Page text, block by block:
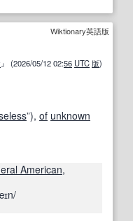
Wiktionary英語版
』 (2026/05/12 02:56 UTC 版)
”), of unknown
American,